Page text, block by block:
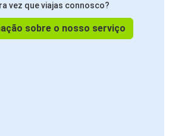
vez que viajas connosco?
sobre o nosso serviço